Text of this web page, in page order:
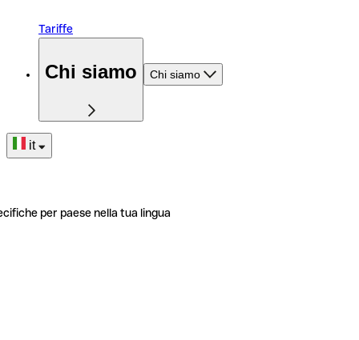
Tariffe
Chi siamo Chi siamo
it
per paese nella tua lingua